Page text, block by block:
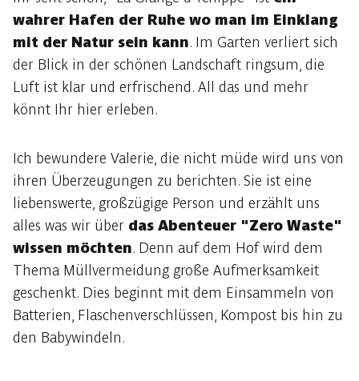
wahrer Hafen der Ruhe wo man im Einklang
mit der Natur sein kann. Im Garten verliert sich
der Blick in der schönen Landschaft ringsum, die
Luft ist klar und erfrischend. All das und mehr
könnt Ihr hier erleben.
Ich bewundere Valerie, die nicht müde wird uns von
ihren Überzeugungen zu berichten. Sie ist eine
liebenswerte, großzügige Person und erzählt uns
alles was wir über das Abenteuer "Zero Waste"
wissen möchten. Denn auf dem Hof wird dem
Thema Müllvermeidung große Aufmerksamkeit
geschenkt. Dies beginnt mit dem Einsammeln von
Batterien, Flaschenverschlüssen, Kompost bis hin zu
den Babywindeln.